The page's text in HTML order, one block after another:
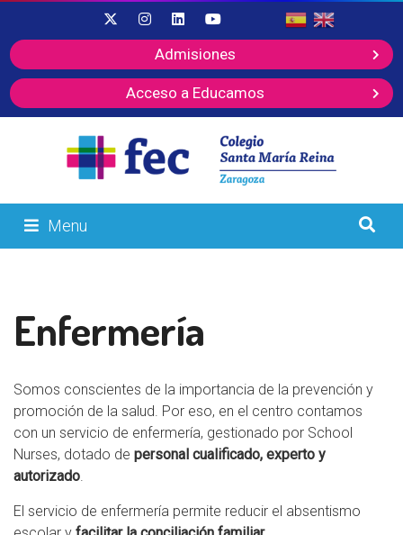
Admisiones
Acceso a Educamos
Menu
Enfermería
Somos conscientes de la importancia de la prevención y
promoción de la salud. Por eso, en el centro contamos
con un servicio de enfermería, gestionado por School
Nurses, dotado de personal cualificado, experto y
autorizado.
El servicio de enfermería permite reducir el absentismo